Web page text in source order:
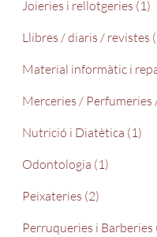
Joieries i rellotgeries (1)
Llibres / diaris / revistes
Material informàtic i
Merceries / Perfumeries
Nutrició i Diatètica (1)
Odontologia (1)
Peixateries (2)
Perruqueries i Barberies